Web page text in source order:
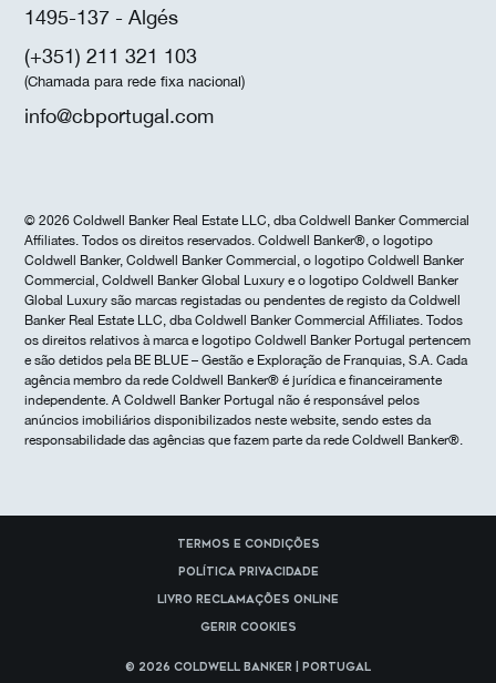
1495-137 - Algés
(+351) 211 321 103
(Chamada para rede fixa nacional)
info@cbportugal.com
© 2026 Coldwell Banker Real Estate LLC, dba Coldwell Banker Commercial
Affiliates. Todos os direitos reservados. Coldwell Banker®, o logotipo
Coldwell Banker, Coldwell Banker Commercial, o logotipo Coldwell Banker
Commercial, Coldwell Banker Global Luxury e o logotipo Coldwell Banker
Global Luxury são marcas registadas ou pendentes de registo da Coldwell
Banker Real Estate LLC, dba Coldwell Banker Commercial Affiliates. Todos
os direitos relativos à marca e logotipo Coldwell Banker Portugal pertencem
e são detidos pela BE BLUE – Gestão e Exploração de Franquias, S.A. Cada
agência membro da rede Coldwell Banker® é jurídica e financeiramente
independente. A Coldwell Banker Portugal não é responsável pelos
anúncios imobiliários disponibilizados neste website, sendo estes da
responsabilidade das agências que fazem parte da rede Coldwell Banker®.
Termos e Condições
Política Privacidade
Livro reclamações online
Gerir cookies
© 2026 Coldwell Banker | Portugal